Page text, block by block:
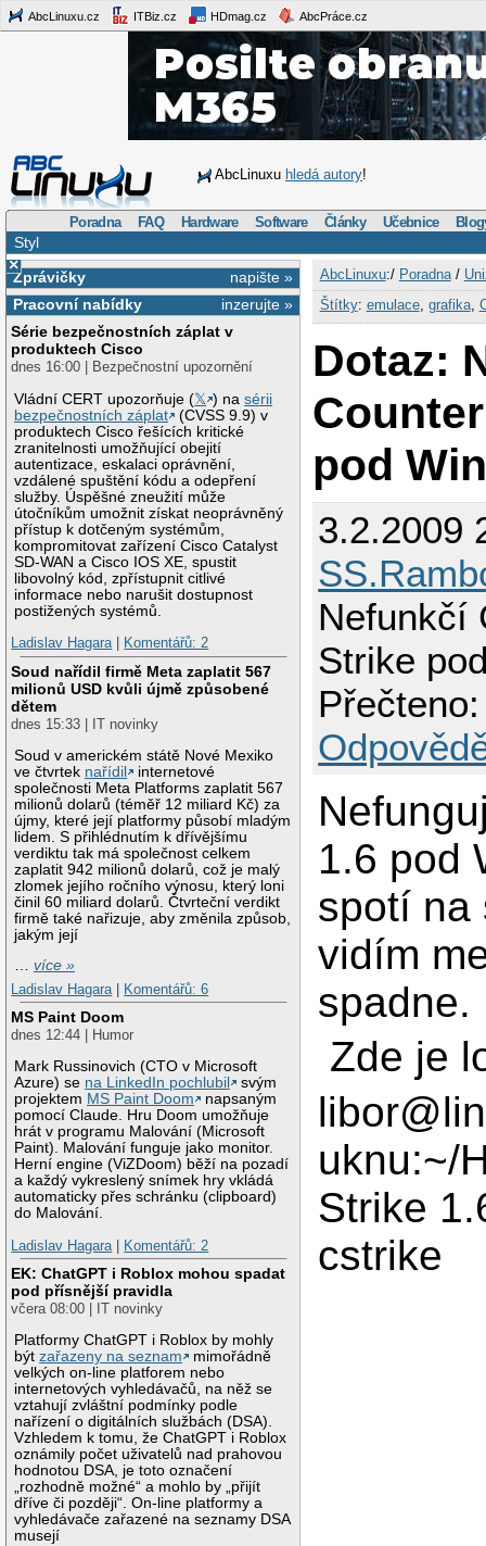
AbcLinuxu.cz ITBiz.cz HDmag.cz AbcPráce.cz
AbcLinuxu hledá autory!
Poradna FAQ Hardware Software Články Učebnice
Styl
×
napište »
Zprávičky
inzerujte »
Pracovní nabídky
Série bezpečnostních záplat v
produktech Cisco
dnes 16:00 | Bezpečnostní upozornění
Vládní CERT upozorňuje (𝕏 ) nasérii
bezpečnostních záplat
(CVSS 9.9) v
produktech Cisco řešících kritické
zranitelnosti umožňující obejití
autentizace, eskalaci oprávnění,
vzdálené spuštění kódu a odepření
služby. Úspěšné zneužití může
útočníkům umožnit získat neoprávněný
přístup k dotčeným systémům,
kompromitovat zařízení Cisco Catalyst
SD-WAN a Cisco IOS XE, spustit
libovolný kód, zpřístupnit citlivé
informace nebo narušit dostupnost
postižených systémů.
Ladislav Hagara| Komentářů: 2
Soud nařídil firmě Meta zaplatit 567
milionů USD kvůli újmě způsobené
dětem
dnes 15:33 | IT novinky
Soud v americkém státě Nové Mexiko
ve čtvrtek nařídil
internetové
společnosti Meta Platforms zaplatit 567
milionů dolarů (téměř 12 miliard Kč) za
újmy, které její platformy působí mladým
lidem. S přihlédnutím k dřívějšímu
verdiktu tak má společnost celkem
zaplatit 942 milionů dolarů, což je malý
zlomek jejího ročního výnosu, který loni
činil 60 miliard dolarů. Čtvrteční verdikt
firmě také nařizuje, aby změnila způsob,
jakým její
…více »
Ladislav Hagara
Komentářů: 6
MS Paint Doom
dnes 12:44 | Humor
Mark Russinovich (CTO v Microsoft
Azure) se na LinkedIn pochlubil
svým
projektem MS Paint Doom
napsaným
pomocí Claude. Hru Doom umožňuje
hrát v programu Malování (Microsoft
Paint). Malování funguje jako monitor.
Herní engine (ViZDoom) běží na pozadí
a každý vykreslený snímek hry vkládá
automaticky přes schránku (clipboard)
do Malování.
Ladislav Hagara
Komentářů: 2
EK: ChatGPT i Roblox mohou spadat
pod přísnější pravidla
včera 08:00 | IT novinky
Platformy ChatGPT i Roblox by mohly
býtzařazeny na seznam
mimořádně
velkých on-line platforem nebo
internetových vyhledávačů, na něž se
vztahují zvláštní podmínky podle
nařízení o digitálních službách (DSA).
Vzhledem k tomu, že ChatGPT i Roblox
oznámily počet uživatelů nad prahovou
hodnotou DSA, je toto označení
„rozhodně možné“ a mohlo by „přijít
dříve či později“. On-line platformy a
vyhledávače zařazené na seznamy DSA
musejí
AbcLinuxu:/ Poradna/
Štítky: emulace, grafika,
Dotaz:
pod
3.2.2009
Nefunkčí
Strike
1.6 pod
spotí na
vidím
spadne.
Zde je
uknu:~/
Strike
cstrike